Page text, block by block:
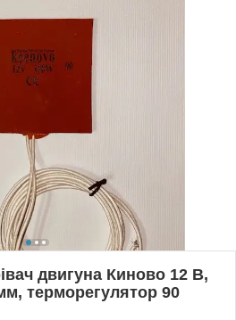
двигуна Киново 12 В,
терморегулятор 90